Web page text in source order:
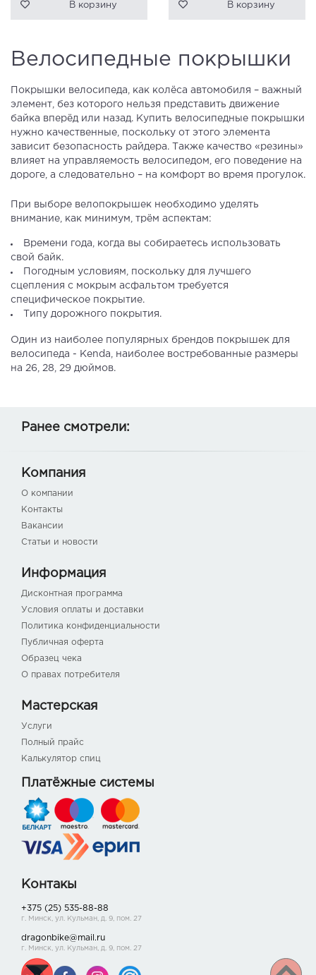
В корзину В корзину
Велосипедные покрышки
Покрышки велосипеда, как колёса автомобиля – важный
элемент, без которого нельзя представить движение
байка вперёд или назад. Купить велосипедные покрышки
нужно качественные, поскольку от этого элемента
зависит безопасность райдера. Также качество «резины»
влияет на управляемость велосипедом, его поведение на
дороге, а следовательно – на комфорт во время прогулок.
При выборе велопокрышек необходимо уделять
внимание, как минимум, трём аспектам:
Времени года, когда вы собираетесь использовать
свой байк.
Погодным условиям, поскольку для лучшего
сцепления с мокрым асфальтом требуется
специфическое покрытие.
Типу дорожного покрытия.
Один из наиболее популярных брендов покрышек для
велосипеда - Kenda, наиболее востребованные размеры
на 26, 28, 29 дюймов.
Ранее смотрели:
Компания
О компании
Контакты
Вакансии
Статьи и новости
Информация
Дисконтная программа
Условия оплаты и доставки
Политика конфиденциальности
Публичная оферта
Образец чека
О правах потребителя
Мастерская
Услуги
Полный прайс
Калькулятор спиц
Платёжные системы
Контакы
+375 (25) 535-88-88
г. Минск, ул. Кульман, д. 9, пом. 27
dragonbike@mail.ru
г. Минск, ул. Кульман, д. 9, пом. 27